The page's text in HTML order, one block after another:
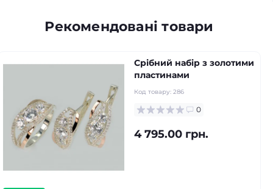
Рекомендовані товари
Срібний набір з золотими
пластинами
Код товару: 286
0
4 795.00 грн.